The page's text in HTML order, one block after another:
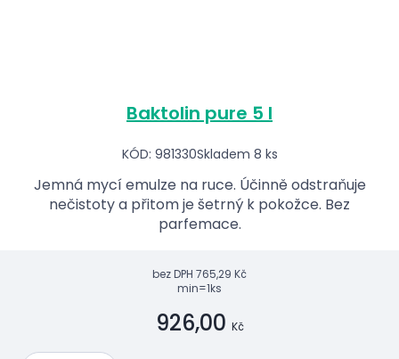
Baktolin pure 5 l
KÓD: 981330Skladem 8 ks
Jemná mycí emulze na ruce. Účinně odstraňuje
nečistoty a přitom je šetrný k pokožce. Bez
parfemace.
bez DPH 765,29 Kč
min=1ks
926,00 Kč